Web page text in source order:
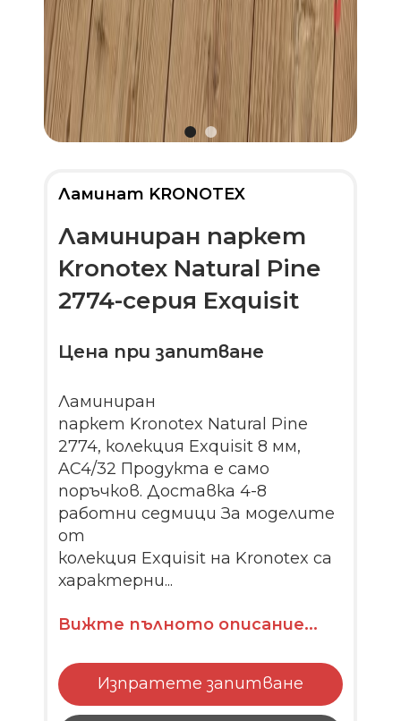
Ламинат KRONOTEX
Ламиниран паркет
Kronotex Natural Pine
2774-серия Exquisit
Цена при запитване
Ламиниран
паркет Kronotex Natural Pine
2774, колекция Exquisit 8 мм,
AC4/32 Продукта е само
поръчков. Доставка 4-8
работни седмици За моделите
от
колекция Exquisit на Kronotex са
характерни...
Вижте пълното описание...
Изпратете запитване